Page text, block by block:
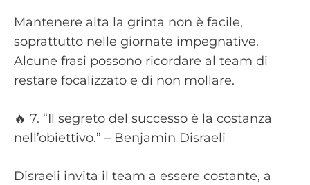
Mantenere alta la grinta non è facile,
soprattutto nelle giornate impegnative.
Alcune frasi possono ricordare al team di
restare focalizzato e di non mollare.
🔥 7. “Il segreto del successo è la costanza
nell’obiettivo.” – Benjamin Disraeli
Disraeli invita il team a essere costante, a